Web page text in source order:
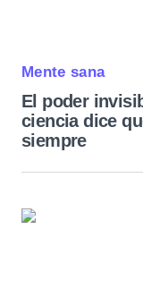
Mente sana
El poder
ciencia dice
siempre